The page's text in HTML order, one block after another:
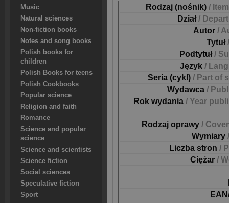
Music
Natural sciences
Non-fiction books
Notes and song books
Polish books for
children
Polish Books for teens
Polish Cookbooks
Popular science
Religion and faith
Romance
Science and popular
science
Science and scientists
Science fiction
Social sciences
Speculative fiction
Sport
Rodzaj (nośnik) /
Dział/
Autor /
Tytuł
Podtytuł/
Język /
Seria (cykl) / Part of
Wydawca /
Rok wydania / Year
Rodzaj oprawy /
Wymiary
Liczba stron /
Ciężar /